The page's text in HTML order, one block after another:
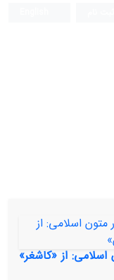
از «کاشغر»